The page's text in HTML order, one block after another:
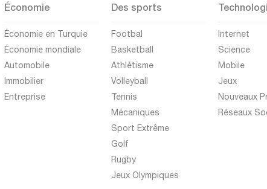
Économie
Économie en Turquie
Économie mondiale
Automobile
Immobilier
Entreprise
Des sports
Footbal
Basketball
Athlétisme
Volleyball
Tennis
Mécaniques
Sport Extrême
Golf
Rugby
Jeux Olympiques
Internet
Science
Mobile
Jeux
Nouveaux
Réseaux